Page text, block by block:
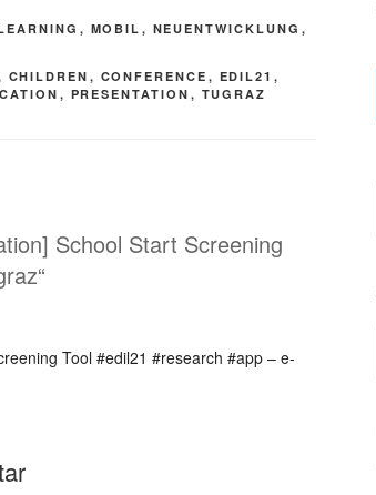
, MOBIL , NEUENTWICKLUNG ,
CHILDREN , CONFERENCE , EDIL21 ,
, PRESENTATION , TUGRAZ
School Start Screening
Tool #edil21 #research #app – e-